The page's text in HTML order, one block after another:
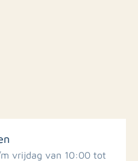
vrijdag van 10:00 tot